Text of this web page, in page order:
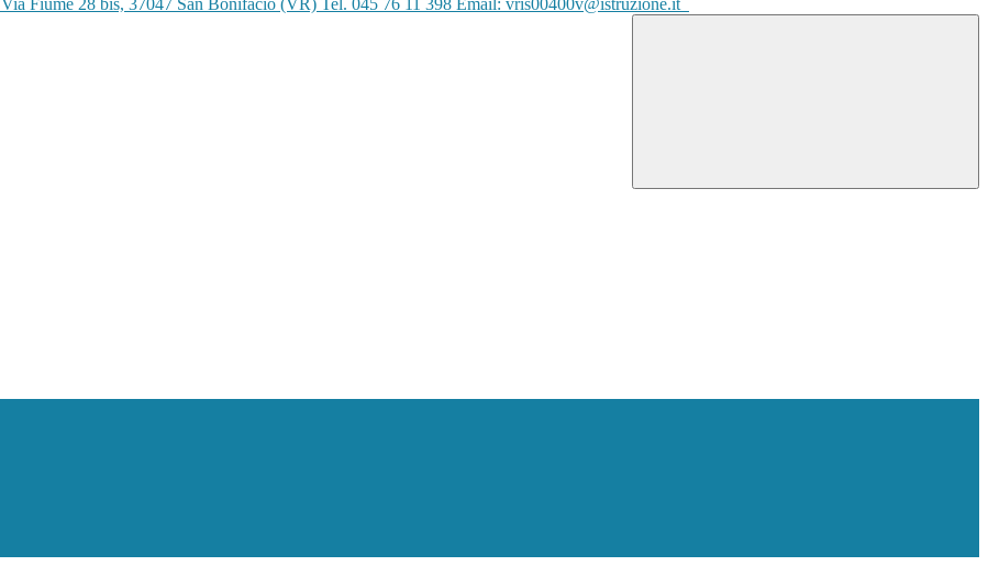
Via Fiume 28 bis, 37047 San Bonifacio (VR) Tel. 045 76 11 398 Email: vris00400v@istruzione.it